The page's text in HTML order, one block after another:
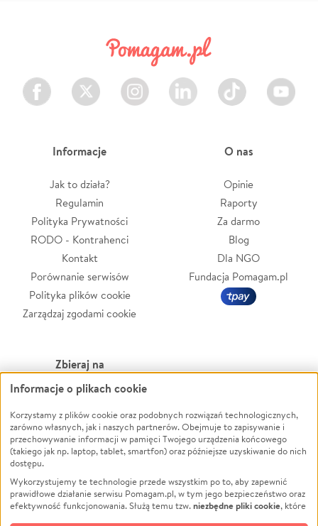
Facebook Twitter Instagram LinkedIn TikTok Youtube
Informacje
Jak to działa?
Regulamin
Polityka Prywatności
RODO - Kontrahenci
Kontakt
Porównanie serwisów
Polityka plików cookie
Zarządzaj zgodami cookie
O nas
Opinie
Raporty
Za darmo
Blog
Dla NGO
Fundacja Pomagam.pl
Zbieraj na
Leczenie
Zwierzęta
Pożar
Ukraina
Pomoc Finansowa
Projekty
Powódź
Wichura
NGO
Edukacja
Podróż
Informacje o plikach cookie
Korzystamy z plików cookie oraz podobnych rozwiązań technologicznych,
zarówno własnych, jak i naszych partnerów. Obejmuje to zapisywanie i
przechowywanie informacji w pamięci Twojego urządzenia końcowego
(takiego jak np. laptop, tablet, smartfon) oraz późniejsze uzyskiwanie do nich
dostępu.
Wykorzystujemy te technologie przede wszystkim po to, aby zapewnić
prawidłowe działanie serwisu Pomagam.pl, w tym jego bezpieczeństwo oraz
efektywność funkcjonowania. Służą temu tzw.niezbędne pliki cookie, które